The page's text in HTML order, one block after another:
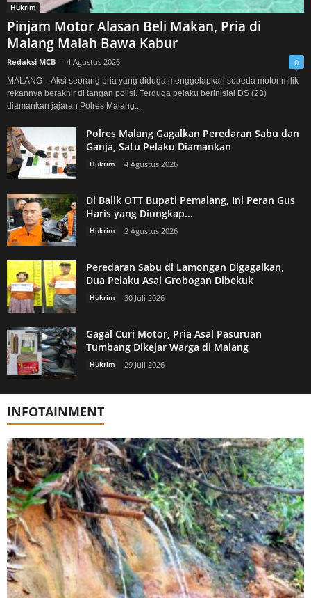
Hukrim
Pinjam Motor Alasan Beli Makan, Pria di
Malang Malah Bawa Kabur
Redaksi MCB - 4 Agustus 2026 0
MALANG – Aksi seorang pria yang diduga menggelapkan sepeda motor milik
rekannya berakhir di tangan polisi. Terduga pelaku berinisial DS (23)
diamankan jajaran Polres Malang...
Polres Malang Gagalkan Peredaran Sabu dan
Ganja, Satu Pelaku Diamankan
Hukrim 4 Agustus 2026
Di Balik OTT Bupati Pemalang, Ini Peran Gus
Haris yang Diungkap...
Hukrim 2 Agustus 2026
Peredaran Sabu di Lamongan Digagalkan,
Dua Pelaku Asal Grobogan Dibekuk
Hukrim 30 Juli 2026
Gagal Curi Motor, Pria Asal Pasuruan
Tumbang Dikejar Warga di Malang
Hukrim 29 Juli 2026
INFOTAINMENT